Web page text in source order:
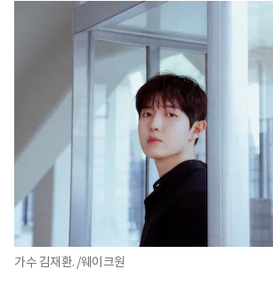
가수 김재환. /웨이크원